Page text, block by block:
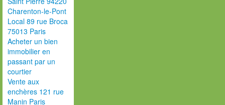
Charenton-le-Pont
Local 89 rue Broca
75013 Paris
Acheter un bien
immobilier en
passant par un
courtier
Vente aux
enchères 121 rue
Manin Paris